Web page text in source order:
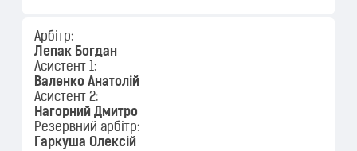
Арбітр:
Лепак Богдан
Асистент 1:
Валенко Анатолій
Асистент 2:
Нагорний Дмитро
Резервний арбітр:
Гаркуша Олексій